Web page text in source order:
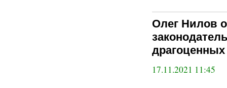
Олег Нилов
17.11.2021 11:45